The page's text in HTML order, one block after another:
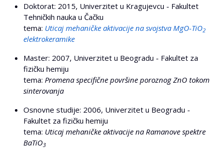
Doktorat: 2015, Univerzitet u Kragujevcu - Fakultet
Tehničkih nauka u Čačku
tema: Uticaj mehaničke aktivacije na svojstva MgO-TiO2
elektrokeramike
Master: 2007, Univerzitet u Beogradu - Fakultet za
fizičku hemiju
tema: Promena specifične površine poroznog ZnO tokom
sinterovanja
Osnovne studije: 2006, Univerzitet u Beogradu -
Fakultet za fizičku hemiju
tema: Uticaj mehaničke aktivacije na Ramanove spektre
BaTiO3